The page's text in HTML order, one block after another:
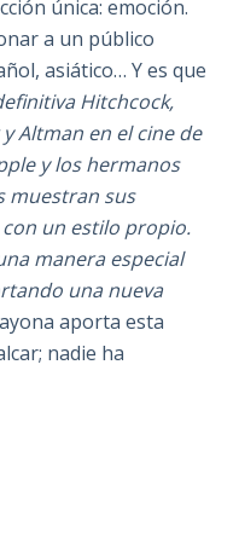
única: emoción.
a un público
asiático… Y es que
Hitchcock,
Altman en el cine de
y los hermanos
muestran sus
un estilo propio.
manera especial
una nueva
aporta esta
nadie ha